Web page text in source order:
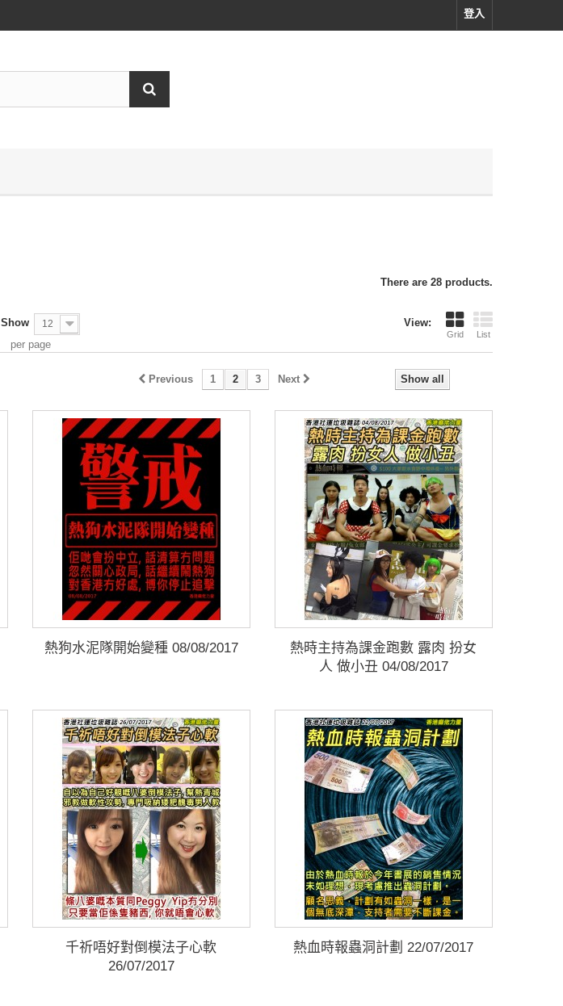
登入
There are 28 products.
View:
Grid List
Show 12
per page
Show all
Previous 1 2 3 Next
熱狗水泥隊開始變種 08/08/2017
熱時主持為課金跑數 露肉 扮女
人 做小丑 04/08/2017
千祈唔好對倒模法子心軟
26/07/2017
熱血時報蟲洞計劃 22/07/2017